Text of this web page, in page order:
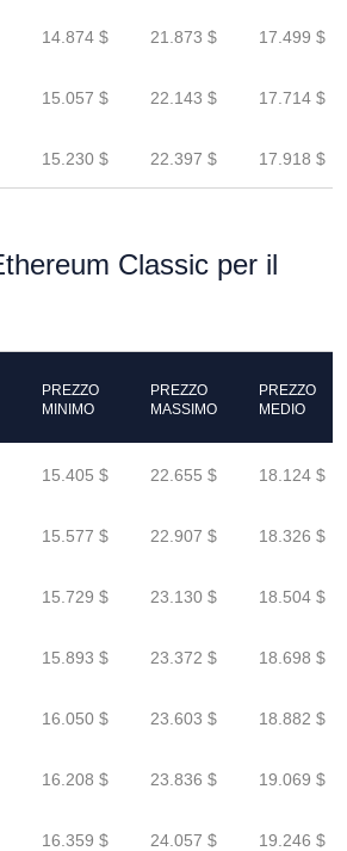
14.874 $ 21.873 $ 17.499 $
15.057 $ 22.143 $ 17.714 $
15.230 $ 22.397 $ 17.918 $
Classic per il
PREZZO
MINIMO
PREZZO
MASSIMO
PREZZO
MEDIO
15.405 $ 22.655 $ 18.124 $
15.577 $ 22.907 $ 18.326 $
15.729 $ 23.130 $ 18.504 $
15.893 $ 23.372 $ 18.698 $
16.050 $ 23.603 $ 18.882 $
16.208 $ 23.836 $ 19.069 $
16.359 $ 24.057 $ 19.246 $